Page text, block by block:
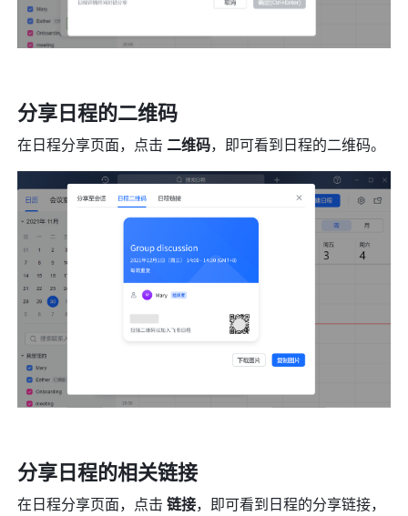
分享日程的二维码
在日程分享页面，点击 二维码，即可看到日程的二维码。
分享日程的相关链接
在日程分享页面，点击 链接，即可看到日程的分享链接，